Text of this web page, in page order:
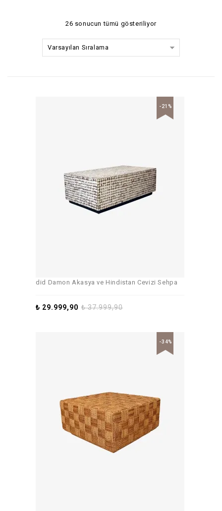
26 sonucun tümü gösteriliyor
Varsayılan Sıralama
-21%
did Damon Akasya ve Hindistan Cevizi Sehpa
₺37.999,90
₺ 29.999,90
-34%